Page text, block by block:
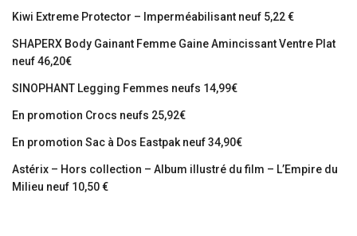
Kiwi Extreme Protector – Imperméabilisant neuf 5,22 €
SHAPERX Body Gainant Femme Gaine Amincissant Ventre Plat
neuf 46,20€
SINOPHANT Legging Femmes neufs 14,99€
En promotion Crocs neufs 25,92€
En promotion Sac à Dos Eastpak neuf 34,90€
Astérix – Hors collection – Album illustré du film – L’Empire du
Milieu neuf 10,50 €